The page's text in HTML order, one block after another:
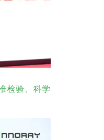
检验、科学